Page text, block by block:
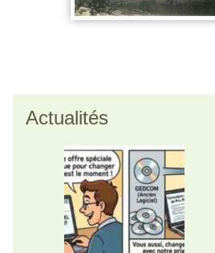
Actualités